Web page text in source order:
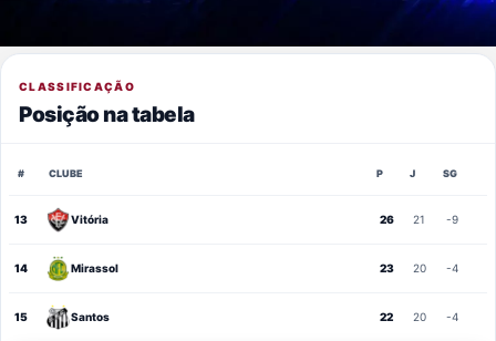
CLASSIFICAÇÃO
Posição na tabela
# CLUBE P J SG
13 Vitória 26 21 -9
14 Mirassol 23 20 -4
15 Santos 22 20 -4